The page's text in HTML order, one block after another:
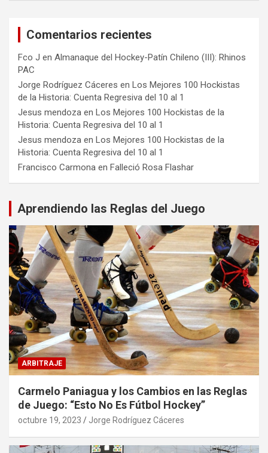
Comentarios recientes
Fco J en Almanaque del Hockey-Patín Chileno (III): Rhinos
PAC
Jorge Rodríguez Cáceres en Los Mejores 100 Hockistas
de la Historia: Cuenta Regresiva del 10 al 1
Jesus mendoza en Los Mejores 100 Hockistas de la
Historia: Cuenta Regresiva del 10 al 1
Jesus mendoza en Los Mejores 100 Hockistas de la
Historia: Cuenta Regresiva del 10 al 1
Francisco Carmona en Falleció Rosa Flashar
Aprendiendo las Reglas del Juego
ARBITRAJE
Carmelo Paniagua y los Cambios en las Reglas
de Juego: “Esto No Es Fútbol Hockey”
octubre 19, 2023 Jorge Rodríguez Cáceres